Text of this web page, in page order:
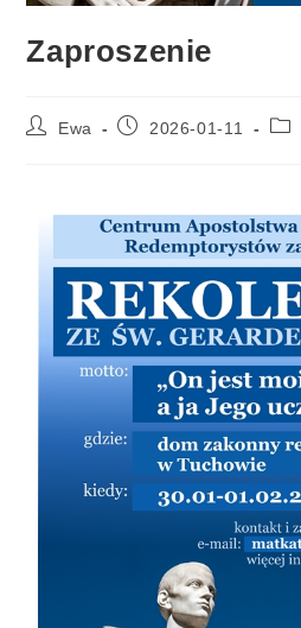
Zaproszenie
Ewa 2026-01-11